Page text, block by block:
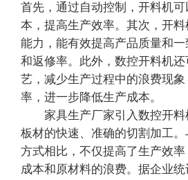
首先，通过自动控制，开料机
本，提高生产效率。其次，开
能力，能有效提高产品质量和
和返修率。此外，数控开料机
艺，减少生产过程中的浪费现
率，进一步降低生产成本。
家具生产厂家引入数控开料
板材的快速、准确的切割加工
方式相比，不仅提高了生产效
成本和原材料的浪费。据企业